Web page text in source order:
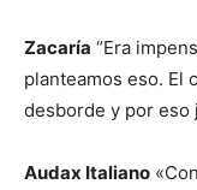
Zacaría “Era
planteamos eso. El
desborde y por eso
Audax Italiano